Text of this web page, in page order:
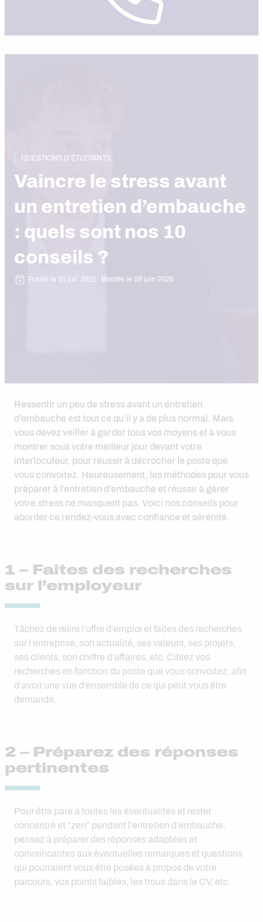
QUESTIONS D’ÉTUDIANTS
Vaincre le stress avant
un entretien d’embauche
: quels sont nos 10
conseils ?
Publié le 21 juil. 2021 Modifié le 09 juin 2026
Ressentir un peu de stress avant un entretien
d’embauche est tout ce qu’il y a de plus normal. Mais
vous devez veiller à garder tous vos moyens et à vous
montrer sous votre meilleur jour devant votre
interlocuteur, pour réussir à décrocher le poste que
vous convoitez. Heureusement, les méthodes pour vous
préparer à l’entretien d’embauche et réussir à gérer
votre stress ne manquent pas. Voici nos conseils pour
aborder ce rendez-vous avec confiance et sérénité.
1 – Faites des recherches
sur l’employeur
Tâchez de relire l’offre d’emploi et faites des recherches
sur l’entreprise, son actualité, ses valeurs, ses projets,
ses clients, son chiffre d’affaires, etc. Ciblez vos
recherches en fonction du poste que vous convoitez, afin
d’avoir une vue d’ensemble de ce qui peut vous être
demandé.
2 – Préparez des réponses
pertinentes
Pour être paré à toutes les éventualités et rester
concentré et “zen” pendant l’entretien d’embauche,
pensez à préparer des réponses adaptées et
convaincantes aux éventuelles remarques et questions
qui pourraient vous être posées à propos de votre
parcours, vos points faibles, les trous dans le CV, etc.